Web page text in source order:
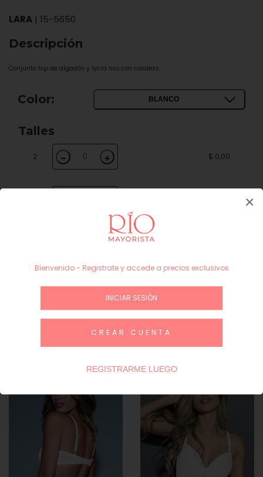
LARA | 15-5650
Descripción
Conjunto top de algodón y lycra liso con colaless
Color: BLANCO
Talles
2 − + $ 0,00
Guía de talles
Productos similares
Bienvenido - Registrate y accede a precios exclusivos
INICIAR SESIÓN
CREAR CUENTA
REGISTRARME LUEGO
×